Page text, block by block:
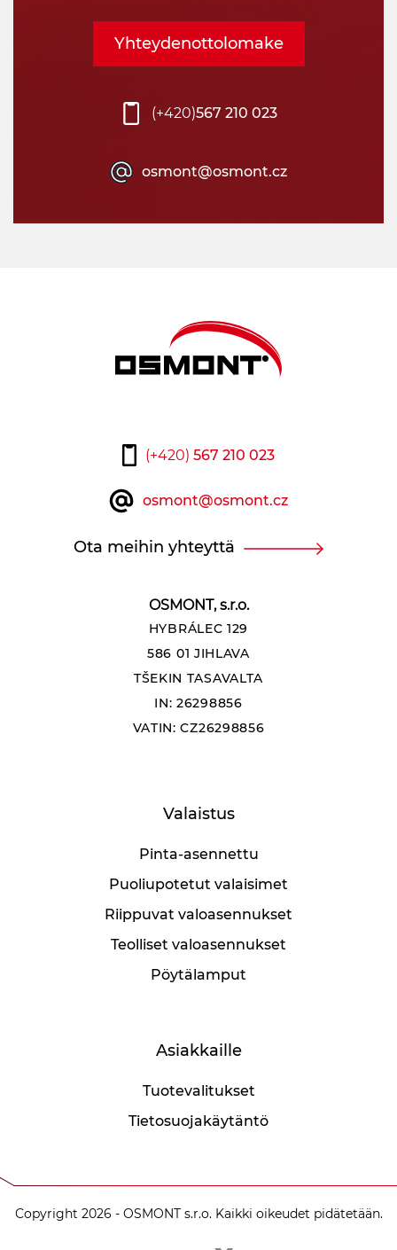
(+420)567 210 023
osmont@osmont.cz
Yhteydenottolomake
OSMONT, s.r.o.
HYBRÁLEC 129
586 01 JIHLAVA
TŠEKIN TASAVALTA
IN: 26298856
VATIN: CZ26298856
Valaistus
Pinta-asennettu
Puoliupotetut valaisimet
Riippuvat valoasennukset
Teolliset valoasennukset
Pöytälamput
Asiakkaille
Tuotevalitukset
Tietosuojakäytäntö
(+420) 567 210 023
osmont@osmont.cz
Ota meihin yhteyttä
Copyright 2026 - OSMONT s.r.o. Kaikki oikeudet pidätetään.